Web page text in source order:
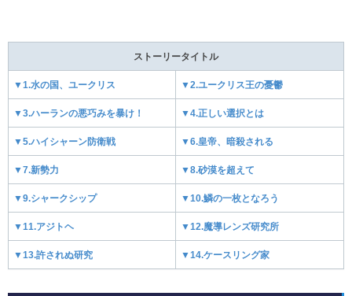
ストーリータイトル
▼1.水の国、ユークリス ▼2.ユークリス王の憂鬱
▼3.ハーランの悪巧みを暴け！ ▼4.正しい選択とは
▼5.ハイシャーン防衛戦 ▼6.皇帝、暗殺される
▼7.新勢力 ▼8.砂漠を超えて
▼9.シャークシップ ▼10.鱗の一枚となろう
▼11.アジトヘ ▼12.魔導レンズ研究所
▼13.許されぬ研究 ▼14.ケースリング家